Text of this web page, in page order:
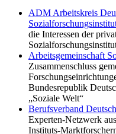
ADM Arbeitskreis
die Interessen der
Arbeitsgemeinschaft
Zusammenschluss
Bundesrepublik
„Soziale Welt“
Berufsverband
Experten-Netzwerk
Instituts-